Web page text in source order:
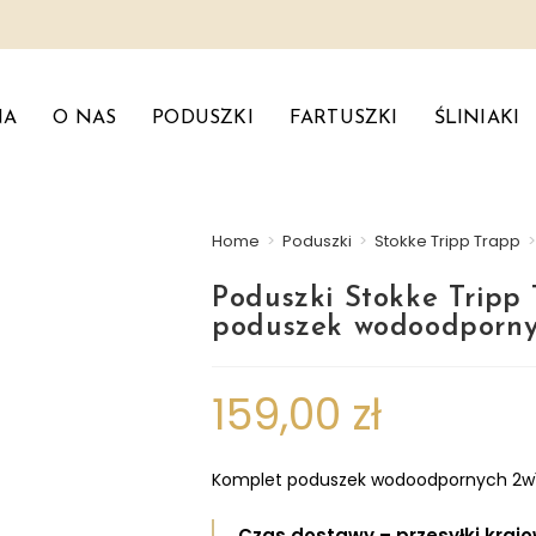
O NAS PODUSZKI FARTUSZKI ŚLINIAKI
Home > Poduszki > Stokke Tripp Trapp >
Poduszki Stokke
poduszek
159,00 zł
Komplet poduszek wodoodpornych